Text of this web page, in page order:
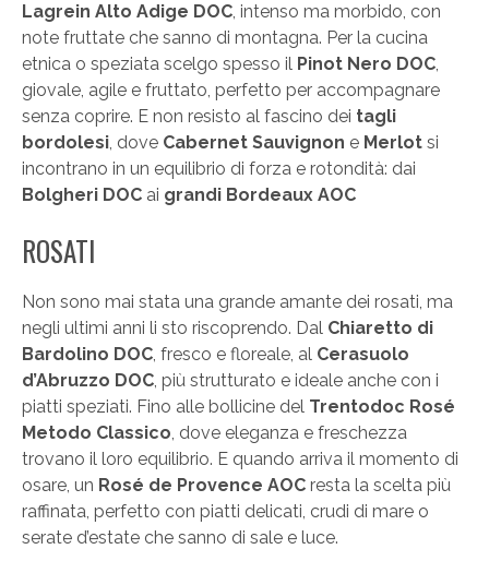
Lagrein Alto Adige DOC, intenso ma morbido, con
note fruttate che sanno di montagna. Per la cucina
etnica o speziata scelgo spesso il Pinot Nero DOC,
giovale, agile e fruttato, perfetto per accompagnare
senza coprire. E non resisto al fascino dei tagli
bordolesi, dove Cabernet Sauvignon e Merlot si
incontrano in un equilibrio di forza e rotondità: dai
Bolgheri DOC ai grandi Bordeaux AOC
ROSATI
Non sono mai stata una grande amante dei rosati, ma
negli ultimi anni li sto riscoprendo. Dal Chiaretto di
Bardolino DOC, fresco e floreale, al Cerasuolo
d’Abruzzo DOC, più strutturato e ideale anche con i
piatti speziati. Fino alle bollicine del Trentodoc Rosé
Metodo Classico, dove eleganza e freschezza
trovano il loro equilibrio. E quando arriva il momento di
osare, un Rosé de Provence AOC resta la scelta più
raffinata, perfetto con piatti delicati, crudi di mare o
serate d’estate che sanno di sale e luce.